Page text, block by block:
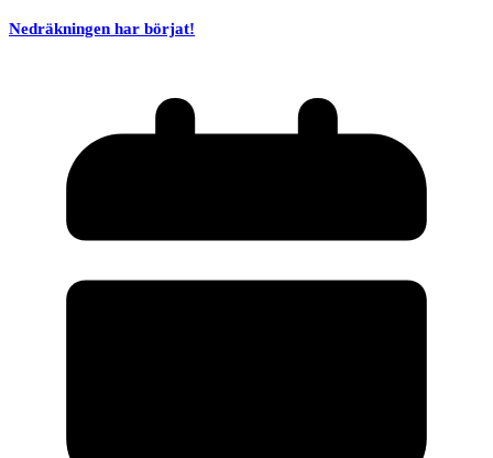
Nedräkningen har börjat!